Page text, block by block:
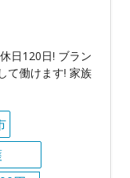
日120日! ブラン
て働けます! 家族